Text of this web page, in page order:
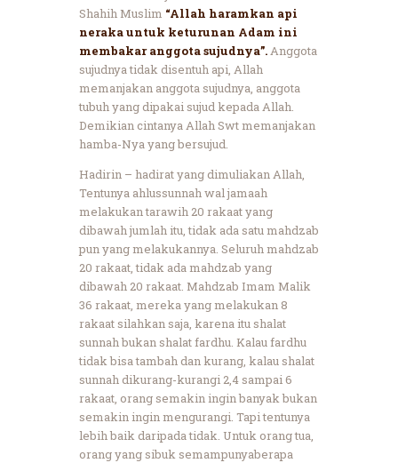
Shahih Muslim “Allah haramkan api
neraka untuk keturunan Adam ini
membakar anggota sujudnya”.Anggota
sujudnya tidak disentuh api, Allah
memanjakan anggota sujudnya, anggota
tubuh yang dipakai sujud kepada Allah.
Demikian cintanya Allah Swt memanjakan
hamba-Nya yang bersujud.
Hadirin – hadirat yang dimuliakan Allah,
Tentunya ahlussunnah wal jamaah
melakukan tarawih 20 rakaat yang
dibawah jumlah itu, tidak ada satu mahdzab
pun yang melakukannya. Seluruh mahdzab
20 rakaat, tidak ada mahdzab yang
dibawah 20 rakaat. Mahdzab Imam Malik
36 rakaat, mereka yang melakukan 8
rakaat silahkan saja, karena itu shalat
sunnah bukan shalat fardhu. Kalau fardhu
tidak bisa tambah dan kurang, kalau shalat
sunnah dikurang-kurangi 2,4 sampai 6
rakaat, orang semakin ingin banyak bukan
semakin ingin mengurangi. Tapi tentunya
lebih baik daripada tidak. Untuk orang tua,
orang yang sibuk semampunyaberapa